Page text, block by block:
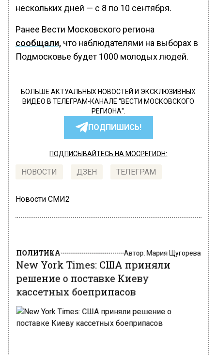
нескольких дней — с 8 по 10 сентября.
Ранее Вести Московского региона
сообщали, что наблюдателями на выборах в
Подмосковье будет 1000 молодых людей.
БОЛЬШЕ АКТУАЛЬНЫХ НОВОСТЕЙ И ЭКСКЛЮЗИВНЫХ
ВИДЕО В ТЕЛЕГРАМ-КАНАЛЕ "ВЕСТИ МОСКОВСКОГО
РЕГИОНА".
ПОДПИШИСЬ!
ПОДПИСЫВАЙТЕСЬ НА МОСРЕГИОН:
НОВОСТИ ДЗЕН ТЕЛЕГРАМ
Новости СМИ2
ПОЛИТИКА Автор:Мария Щугорева
New York Times: США приняли
решение о поставке Киеву
кассетных боеприпасов